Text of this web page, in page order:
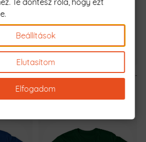
5990 Ft-
A legjobb
szobafestő a
galaxisban
5990 Ft -
Te döntesz róla, hogy ezt
Beállítások
Elutasítom
Elfogadom